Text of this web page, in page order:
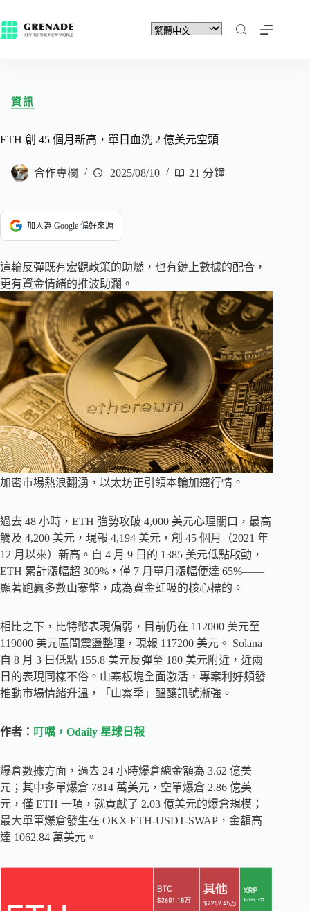
資訊
ETH 創 45 個月新高，單日血洗 2 億美元空頭
合作專欄 2025/08/10 21 分鐘
加入為 Google 偏好來源
這輪反彈既有宏觀政策的助燃，也有鏈上數據的配合，
更有資金情緒的推波助瀾。
加密市場熱浪翻湧，以太坊正引領本輪加速行情。
過去 48 小時，ETH 強勢攻破 4,000 美元心理關口，最高
觸及 4,200 美元，現報 4,194 美元，創 45 個月（2021 年
12 月以來）新高。自 4 月 9 日的 1385 美元低點啟動，
ETH 累計漲幅超 300%，僅 7 月單月漲幅便達 65%——
顯著跑贏多數山寨幣，成為資金虹吸的核心標的。
相比之下，比特幣表現偏弱，目前仍在 112000 美元至
119000 美元區間震盪整理，現報 117200 美元。 Solana
自 8 月 3 日低點 155.8 美元反彈至 180 美元附近，近兩
日的表現同樣不俗。山寨板塊全面激活，專案利好頻發
推動市場情緒升溫，「山寨季」醞釀訊號漸強。
作者： 叮噹，Odaily 星球日報
爆倉數據方面，過去 24 小時爆倉總金額為 3.62 億美
元；其中多單爆倉 7814 萬美元，空單爆倉 2.86 億美
元，僅 ETH 一項，就貢獻了 2.03 億美元的爆倉規模；
最大單筆爆倉發生在 OKX ETH-USDT-SWAP，金額高
達 1062.84 萬美元。